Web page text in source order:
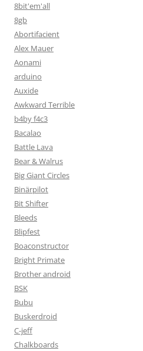
8bit'em'all
8gb
Abortifacient
Alex Mauer
Aonami
arduino
Auxide
Awkward Terrible
b4by f4c3
Bacalao
Battle Lava
Bear & Walrus
Big Giant Circles
Binärpilot
Bit Shifter
Bleeds
Blipfest
Boaconstructor
Bright Primate
Brother android
BSK
Bubu
Buskerdroid
C-jeff
Chalkboards